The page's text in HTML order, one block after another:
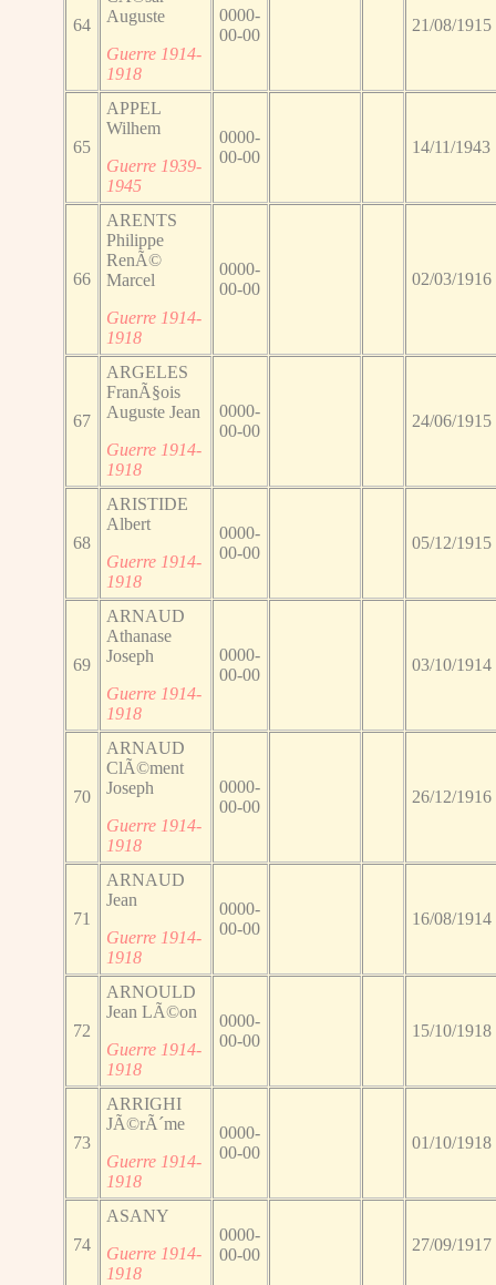
64
Auguste
Guerre 1914-
1918
0000-
00-00
21/08/1915
65
APPEL
Wilhem
Guerre 1939-
1945
0000-
00-00
14/11/1943
66
ARENTS
Philippe
RenÃ©
Marcel
Guerre 1914-
1918
0000-
00-00
02/03/1916
67
ARGELES
FranÃ§ois
Auguste Jean
Guerre 1914-
1918
0000-
00-00
24/06/1915
68
ARISTIDE
Albert
Guerre 1914-
1918
0000-
00-00
05/12/1915
69
ARNAUD
Athanase
Joseph
Guerre 1914-
1918
0000-
00-00
03/10/1914
70
ARNAUD
ClÃ©ment
Joseph
Guerre 1914-
1918
0000-
00-00
26/12/1916
71
ARNAUD
Jean
Guerre 1914-
1918
0000-
00-00
16/08/1914
72
ARNOULD
Jean LÃ©on
Guerre 1914-
1918
0000-
00-00
15/10/1918
73
ARRIGHI
JÃ©rÃ´me
Guerre 1914-
1918
0000-
00-00
01/10/1918
74
ASANY
Guerre 1914-
1918
0000-
00-00
27/09/1917